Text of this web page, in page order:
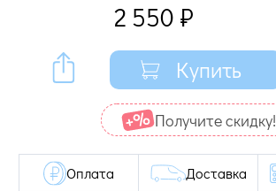
2 550 ₽
Купить
Получите cкидку!
Оплата Доставка